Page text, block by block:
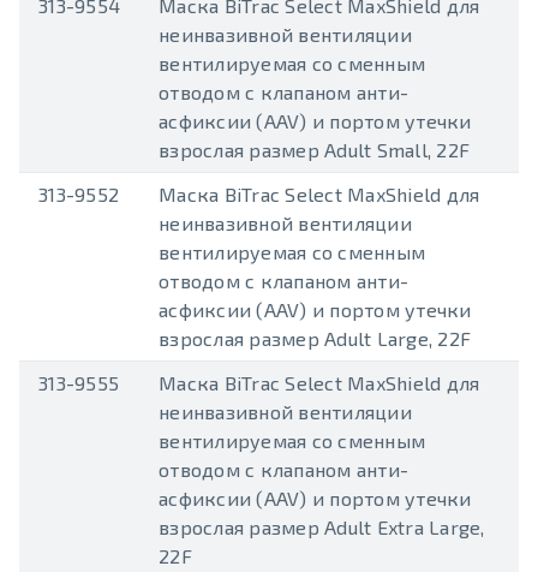
313-9554
Маска BiTrac Select MaxShield для
неинвазивной вентиляции
вентилируемая со сменным
отводом с клапаном анти-
асфиксии (AAV) и портом утечки
взрослая размер Adult Small, 22F
313-9552
Маска BiTrac Select MaxShield для
неинвазивной вентиляции
вентилируемая со сменным
отводом с клапаном анти-
асфиксии (AAV) и портом утечки
взрослая размер Adult Large, 22F
313-9555
Маска BiTrac Select MaxShield для
неинвазивной вентиляции
вентилируемая со сменным
отводом с клапаном анти-
асфиксии (AAV) и портом утечки
взрослая размер Adult Extra Large,
22F